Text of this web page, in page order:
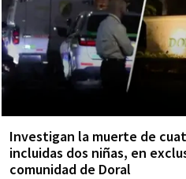
Investigan la muerte de
incluidas dos niñas, en
comunidad de Doral